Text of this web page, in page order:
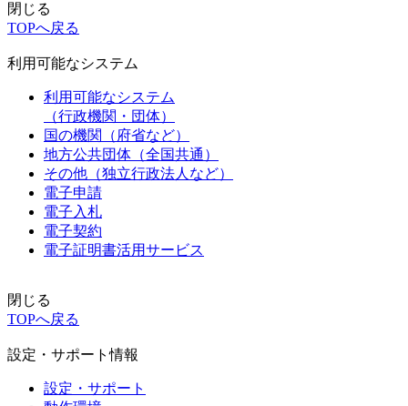
閉じる
TOPへ戻る
利用可能なシステム
利用可能なシステム
（行政機関・団体）
国の機関（府省など）
地方公共団体（全国共通）
その他（独立行政法人など）
電子申請
電子入札
電子契約
電子証明書活用サービス
閉じる
TOPへ戻る
設定・サポート情報
設定・サポート